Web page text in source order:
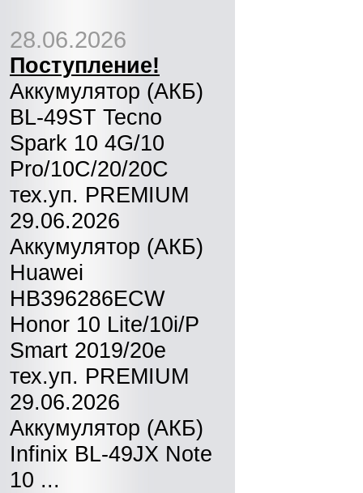
28.06.2026
Поступление!
Аккумулятор (АКБ)
BL-49ST Tecno
Spark 10 4G/10
Pro/10C/20/20C
тех.уп. PREMIUM
29.06.2026
Аккумулятор (АКБ)
Huawei
HB396286ECW
Honor 10 Lite/10i/P
Smart 2019/20e
тех.уп. PREMIUM
29.06.2026
Аккумулятор (АКБ)
Infinix BL-49JX Note
10 ...